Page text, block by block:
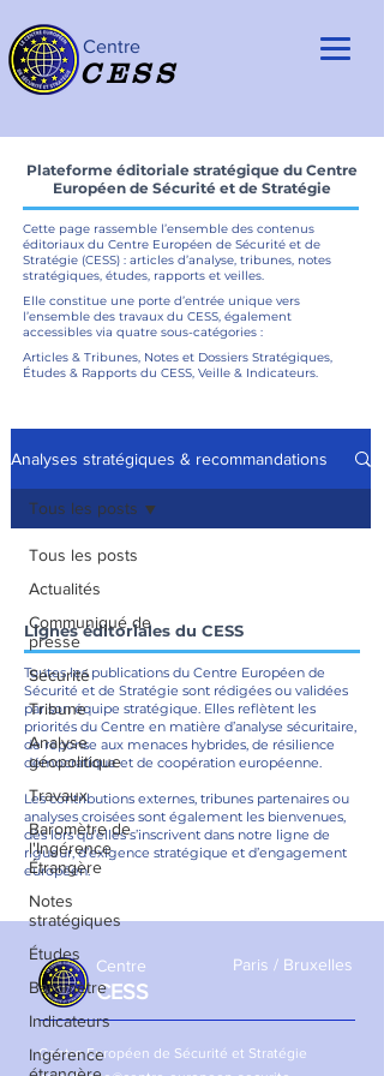
Centre
CESS
Plateforme éditoriale stratégique du Centre
Européen de Sécurité et de Stratégie
Cette page rassemble l’ensemble des contenus
éditoriaux du Centre Européen de Sécurité et de
Stratégie (CESS) : articles d’analyse, tribunes, notes
stratégiques, études, rapports et veilles.
Elle constitue une porte d’entrée unique vers
l’ensemble des travaux du CESS, également
accessibles via quatre sous-catégories :
Articles & Tribunes, Notes et Dossiers Stratégiques,
Études & Rapports du CESS, Veille & Indicateurs.
Analyses stratégiques & recommandations
Tous les posts
Actualités
Communiqué de
presse
Sécurité
Tribune
Analyse
géopolitique
Travaux
Baromètre de
l'Ingérence
Étrangère
Notes
stratégiques
Études
Baromètre
Indicateurs
Ingérence
Tous les posts
Lignes éditoriales du CESS
Toutes les publications du Centre Européen de
Sécurité et de Stratégie sont rédigées ou validées
par son équipe stratégique. Elles reflètent les
priorités du Centre en matière d’analyse sécuritaire,
de réponse aux menaces hybrides, de résilience
démocratique et de coopération européenne.
Les contributions externes, tribunes partenaires ou
analyses croisées sont également les bienvenues,
dès lors qu’elles s’inscrivent dans notre ligne de
rigueur, d’exigence stratégique et d’engagement
européen.
Centre
CESS
Paris / Bruxelles
Centre Européen de Sécurité et Stratégie